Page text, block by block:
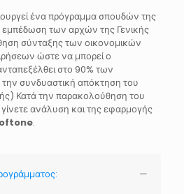
ένα πρόγραμμα σπουδών της
εμπέδωση των αρχών της Γενικής
σύνταξης των οικονομικών
ώστε να μπορεί ο
στο 90% των
την συνδυαστική απόκτηση του
Κατά την παρακολούθηση του
ανάλυση και της εφαρμογής
.